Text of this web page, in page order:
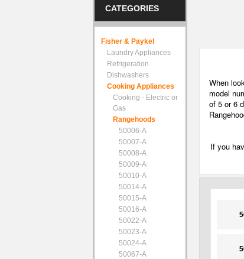
When
model
of 5 or 6
If you
CATEGORIES
Fisher & Paykel
Laundry Appliances
Refrigeration
Dishwashers
Cooking Appliances
Cooking - Electric or
Gas
Rangehoods
50006-A
50007-A
50008-A
50009-A
50010-A
50014-A
50015-A
50016-A
50022-A
50023-A
50024-A
50067-A